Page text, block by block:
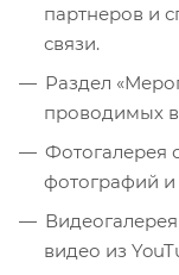
партнеров и
связи.
Раздел
проводимых
Фотогалерея
фотографий
видео из